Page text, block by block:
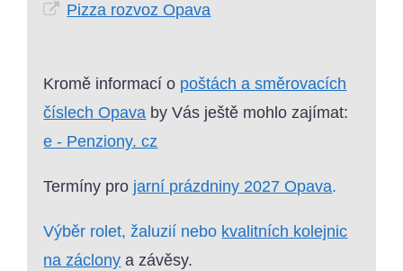
Pizza rozvoz Opava
Kromě informací o poštách a směrovacích
číslech Opava by Vás ještě mohlo zajímat:
e - Penziony. cz
Termíny pro jarní prázdniny 2027 Opava.
Výběr rolet, žaluzií nebo kvalitních kolejnic
na záclony a závěsy.